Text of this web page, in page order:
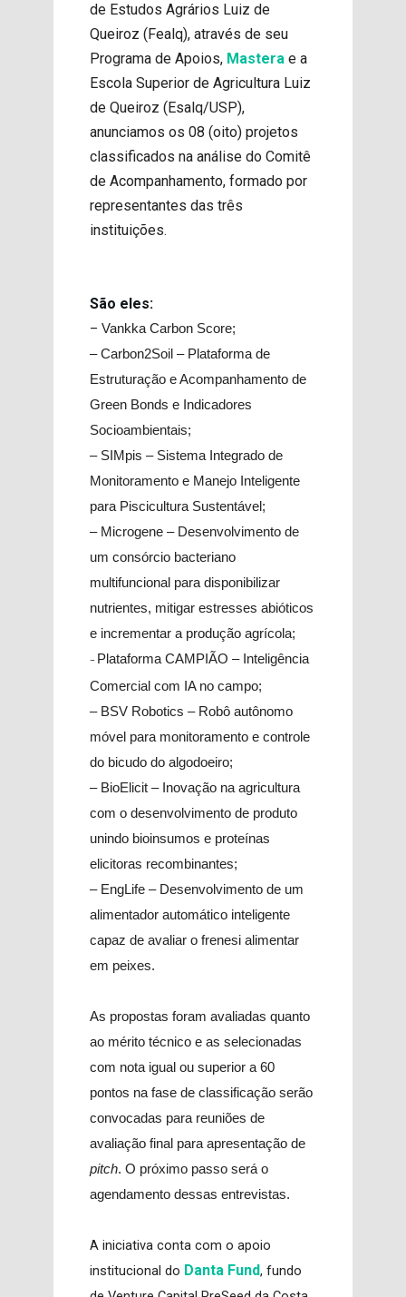
de Estudos Agrários Luiz de
Queiroz (Fealq), através de seu
Programa de Apoios, Mastera e a
Escola Superior de Agricultura Luiz
de Queiroz (Esalq/USP),
anunciamos os 08 (oito) projetos
classificados na análise do Comitê
de Acompanhamento, formado por
representantes das três
instituições.
São eles:
– Vankka Carbon Score;
– Carbon2Soil – Plataforma de
Estruturação e Acompanhamento de
Green Bonds e Indicadores
Socioambientais;
– SIMpis – Sistema Integrado de
Monitoramento e Manejo Inteligente
para Piscicultura Sustentável;
– Microgene – Desenvolvimento de
um consórcio bacteriano
multifuncional para disponibilizar
nutrientes, mitigar estresses abióticos
e incrementar a produção agrícola;
– Plataforma CAMPIÃO – Inteligência
Comercial com IA no campo;
– BSV Robotics – Robô autônomo
móvel para monitoramento e controle
do bicudo do algodoeiro;
– BioElicit – Inovação na agricultura
com o desenvolvimento de produto
unindo bioinsumos e proteínas
elicitoras recombinantes;
– EngLife – Desenvolvimento de um
alimentador automático inteligente
capaz de avaliar o frenesi alimentar
em peixes.
As propostas foram avaliadas quanto
ao mérito técnico e as selecionadas
com nota igual ou superior a 60
pontos na fase de classificação serão
convocadas para reuniões de
avaliação final para apresentação de
pitch. O próximo passo será o
agendamento dessas entrevistas.
A iniciativa conta com o apoio
institucional do Danta Fund, fundo